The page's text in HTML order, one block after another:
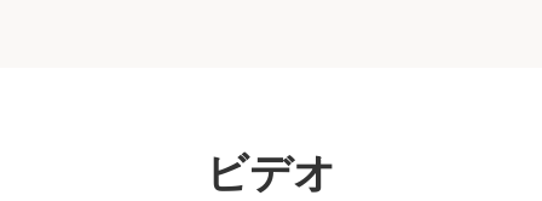
ビデオ